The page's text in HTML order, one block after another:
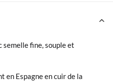
semelle fine, souple et
en Espagne en cuir de la